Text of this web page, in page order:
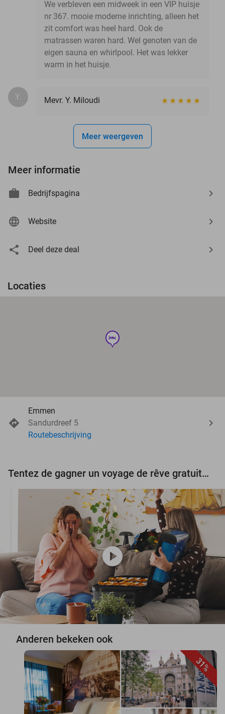
We verbleven een midweek in een VIP huisje
nr 367. mooie moderne inrichting, alleen het
zit comfort was heel hard. Ook de
matrassen waren hard. Wel genoten van de
eigen sauna en whirlpool. Het was lekker
warm in het huisje.
Y. Mevr. Y. Miloudi
Meer weergeven
Meer informatie
Bedrijfspagina
Website
Deel deze deal
Locaties
hotel
Emmen
Sandurdreef 5
Routebeschrijving
Tentez de gagner un voyage de rêve gratuit d'une valeur de 3.000 € !
play_circle
Anderen bekeken ook
31%